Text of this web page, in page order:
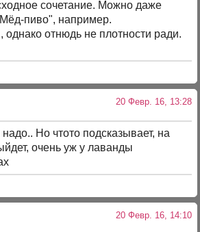
сочетание. Можно даже
пиво", например.
отнюдь не плотности ради.
20 Февр. 16, 13:28
Но чтото подсказывает, на
очень уж у лаванды
20 Февр. 16, 14:10